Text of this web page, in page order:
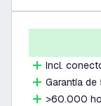
Incl.
Garantía de
>60.000